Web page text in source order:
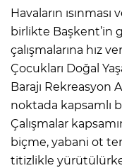
Havaların
birlikte Başkent’in
çalışmalarına hız
Çocukları Doğal
Barajı Rekreasyon
noktada kapsamlı
Çalışmalar
biçme, yabani ot
titizlikle